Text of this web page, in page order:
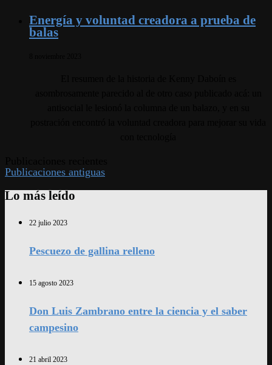
Energía y voluntad creadora a prueba de
balas
Publicaciones antiguas
Lo más leído
22 julio 2023
Pescuezo de gallina relleno
15 agosto 2023
Don Luis Zambrano entre la ciencia y el saber
campesino
21 abril 2023